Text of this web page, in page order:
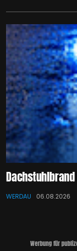
WERDAU 06.08.2026
Werbung für